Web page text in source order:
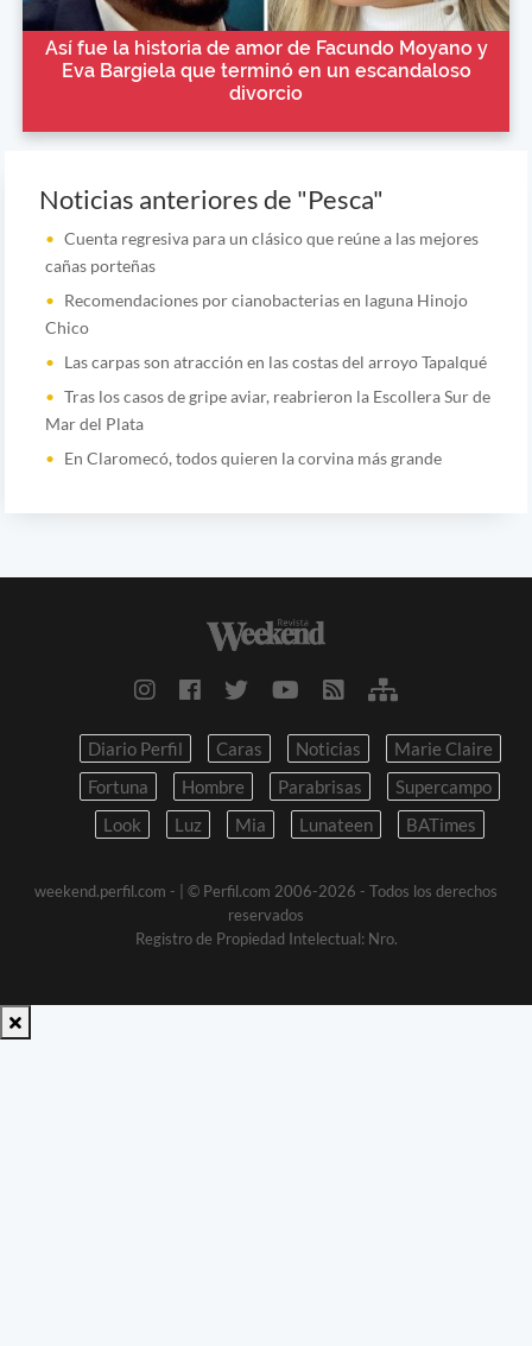
Así fue la historia de amor de Facundo Moyano y
Eva Bargiela que terminó en un escandaloso
divorcio
Noticias anteriores de "Pesca"
Cuenta regresiva para un clásico que reúne a las mejores
cañas porteñas
Recomendaciones por cianobacterias en laguna Hinojo
Chico
Las carpas son atracción en las costas del arroyo Tapalqué
Tras los casos de gripe aviar, reabrieron la Escollera Sur de
Mar del Plata
En Claromecó, todos quieren la corvina más grande
Diario Perfil Caras Noticias
Marie Claire
Fortuna
Hombre Parabrisas
Supercampo
Look
Luz Mia Lunateen BATimes
weekend.perfil.com -
| © Perfil.com 2006-2026 - Todos los derechos
reservados
Registro de Propiedad Intelectual: Nro.